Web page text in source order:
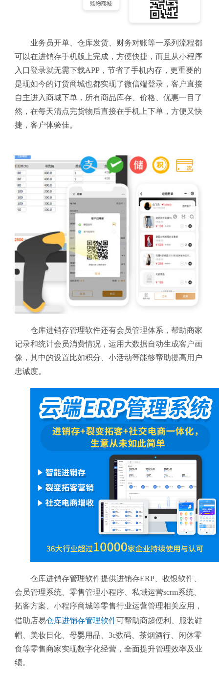
业务员开单、仓库发货、财务对账等一系列流程都
可以在进销存手机版上完成，方便快捷，而且从小程序
入口登录就无需下载APP，节省了手机内存，更重要的
是现如今的订货商城也都实现了微信端登录，客户直接
自主进入商城下单，所有商品库存、价格、优惠一目了
然，在每天清点完货物后直接在手机上下单，方便又快
捷，客户体验佳。
仓库进销存管理软件还有会员管理体系，帮助商家
记录和统计会员消费情况，运用大数据自动生成客户画
像，其中的设置比如积分、小活动等能够帮助提高用户
忠诚度。
仓库进销存管理软件提供进销存ERP、收银软件、
会员管理系统、零售管理小程序、私域运营scrm系统、
拓客方案、小程序商城等零售行业运营管理相关应用，
借助店易仓库进销存管理软件可帮助商超便利、服装鞋
帽、美妆日化、母婴用品、3c数码、茶烟酒行、闲休零
食等零售商家实现数字化经营，全面提升管理效率及业
绩。